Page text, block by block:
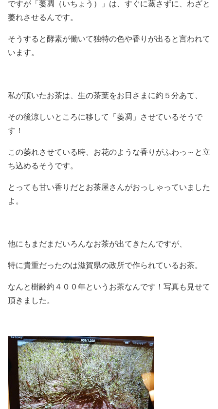
ですが「萎凋（いちょう）」は、すぐに蒸さずに、わざと
萎れさせるんです。
そうすると酵素が働いて独特の色や香りが出ると言われて
います。
私が頂いたお茶は、生の茶葉をお日さまに約５分あて、
その後涼しいところに移して「萎凋」させているそうで
す！
この萎れさせている時、お花のような香りがふわっ～と立
ち込めるそうです。
とっても甘い香りだとお茶屋さんがおっしゃっていました
よ。
他にもまだまだいろんなお茶が出てきたんですが、
特に貴重だったのは滋賀県の政所で作られているお茶。
なんと樹齢約４００年というお茶なんです！写真も見せて
頂きました。